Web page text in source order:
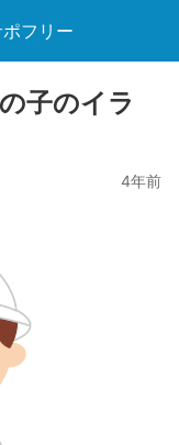
フリー
子のイラ
4年前